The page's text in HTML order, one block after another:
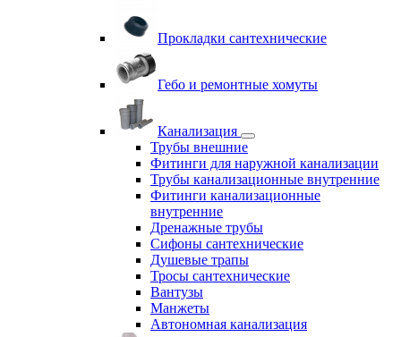
Прокладки сантехнические
Гебо и ремонтные хомуты
Канализация
Трубы внешние
Фитинги для наружной канализации
Трубы канализационные внутренние
Фитинги канализационные
внутренние
Дренажные трубы
Сифоны сантехнические
Душевые трапы
Тросы сантехнические
Вантузы
Манжеты
Автономная канализация